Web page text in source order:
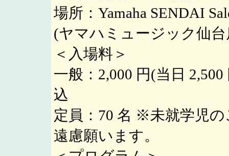
場所：Yamaha SENDAI
(ヤマハミュージック仙台
＜入場料＞
一般：2,000 円(当日
込
定員：70 名 ※未就学児
遠慮願います。